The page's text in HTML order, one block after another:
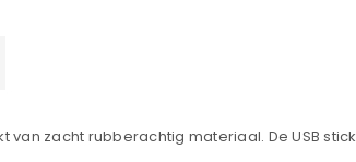
van zacht rubberachtig materiaal. De USB